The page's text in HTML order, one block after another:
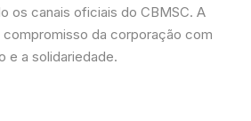
os canais oficiais do CBMSC. A
da corporação com
e a solidariedade.